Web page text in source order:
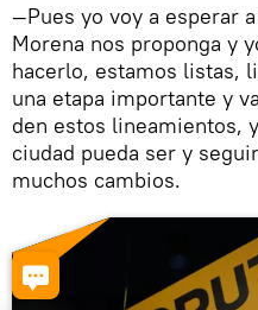
—Pues yo voy a esperar
Morena nos proponga y
hacerlo, estamos listas,
una etapa importante y
den estos lineamientos,
ciudad pueda ser y
muchos cambios.